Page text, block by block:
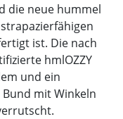
die neue hummel
ist. Die nach
hmlOZZY
und ein
mit Winkeln